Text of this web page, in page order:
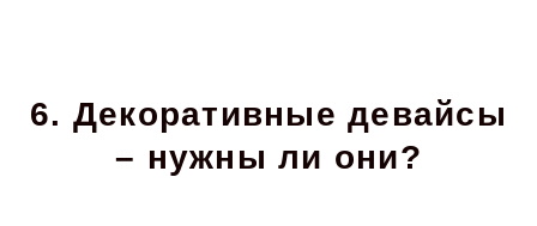
6. Декоративные девайсы
– нужны ли они?